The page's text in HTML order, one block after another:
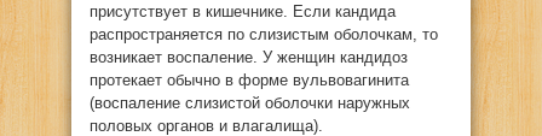
присутствует в кишечнике. Если кандида
распространяется по слизистым оболочкам, то
возникает воспаление. У женщин кандидоз
протекает обычно в форме вульвовагинита
(воспаление слизистой оболочки наружных
половых органов и влагалища).